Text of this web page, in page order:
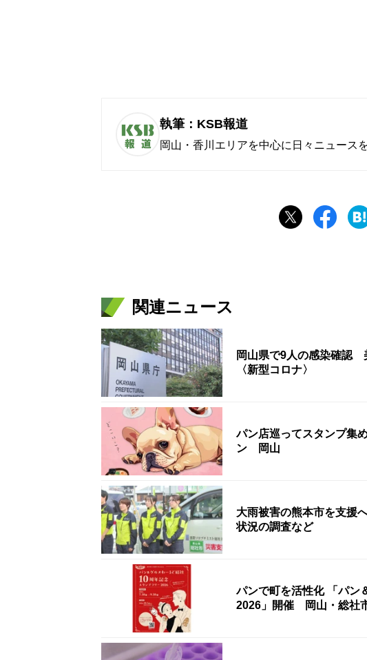
執筆：KSB報道
岡山・香川エリアを中心に日々ニュース
関連ニュース
岡山県で9人の感染確認
〈新型コロナ〉
パン店巡ってスタンプ集
ン 岡山
大雨被害の熊本市を支
状況の調査など
パンで町を活性化 「パン
2026」開催 岡山・総社